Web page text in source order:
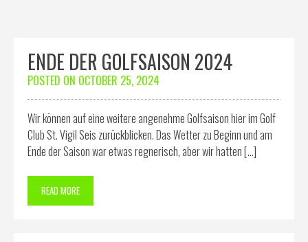
ENDE DER GOLFSAISON 2024
POSTED ON OCTOBER 25, 2024
Wir können auf eine weitere angenehme Golfsaison hier im Golf
Club St. Vigil Seis zurückblicken. Das Wetter zu Beginn und am
Ende der Saison war etwas regnerisch, aber wir hatten […]
READ MORE